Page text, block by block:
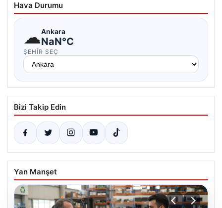
Hava Durumu
☁Ankara
NaN°C
ŞEHIR SEÇ
Bizi Takip Edin
Yan Manşet